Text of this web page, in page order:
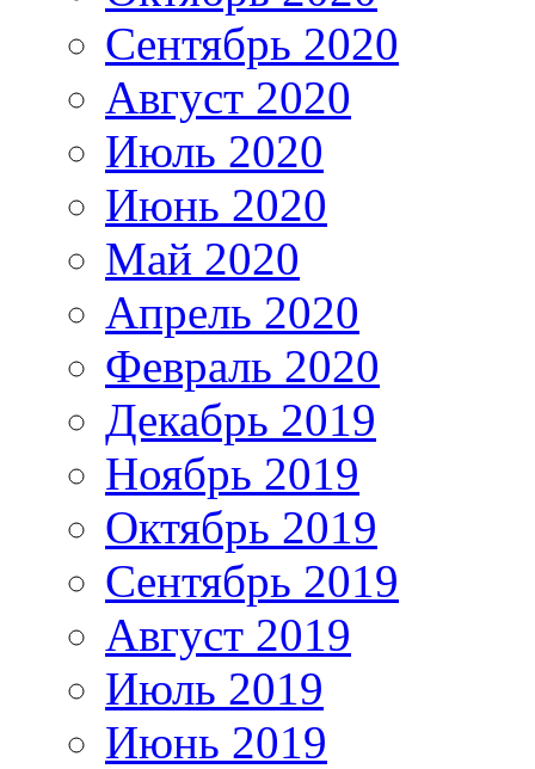
Сентябрь 2020
Август 2020
Июль 2020
Июнь 2020
Май 2020
Апрель 2020
Февраль 2020
Декабрь 2019
Ноябрь 2019
Октябрь 2019
Сентябрь 2019
Август 2019
Июль 2019
Июнь 2019